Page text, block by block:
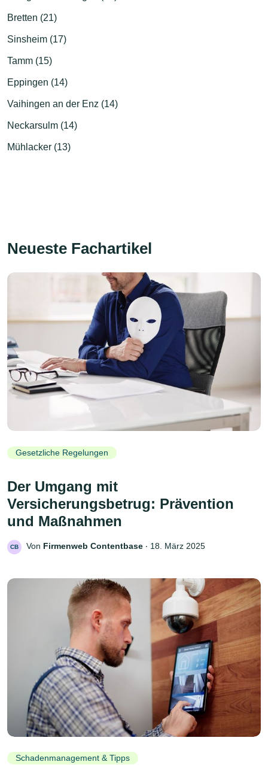
Bretten (21)
Sinsheim (17)
Tamm (15)
Eppingen (14)
Vaihingen an der Enz (14)
Neckarsulm (14)
Mühlacker (13)
Neueste Fachartikel
Gesetzliche Regelungen
Der Umgang mit
Versicherungsbetrug: Prävention
und Maßnahmen
CB Von Firmenweb Contentbase ‧ 18. März 2025
Schadenmanagement & Tipps